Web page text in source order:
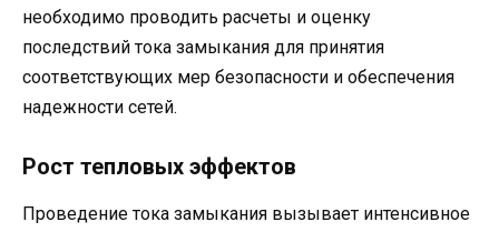
необходимо проводить расчеты и оценку
последствий тока замыкания для принятия
соответствующих мер безопасности и обеспечения
надежности сетей.
Рост тепловых эффектов
Проведение тока замыкания вызывает интенсивное